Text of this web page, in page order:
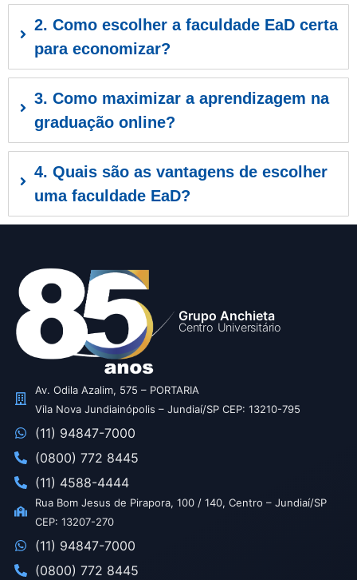
2. Como escolher a faculdade EaD certa
para economizar?
3. Como maximizar a aprendizagem na
graduação online?
4. Quais são as vantagens de escolher
uma faculdade EaD?
Grupo Anchieta
Centro Universitário
Av. Odila Azalim, 575 – PORTARIA
Vila Nova Jundiainópolis – Jundiaí/SP CEP: 13210-795
(11) 94847-7000
(0800) 772 8445
(11) 4588-4444
Rua Bom Jesus de Pirapora, 100 / 140, Centro – Jundiaí/SP
CEP: 13207-270
(11) 94847-7000
(0800) 772 8445